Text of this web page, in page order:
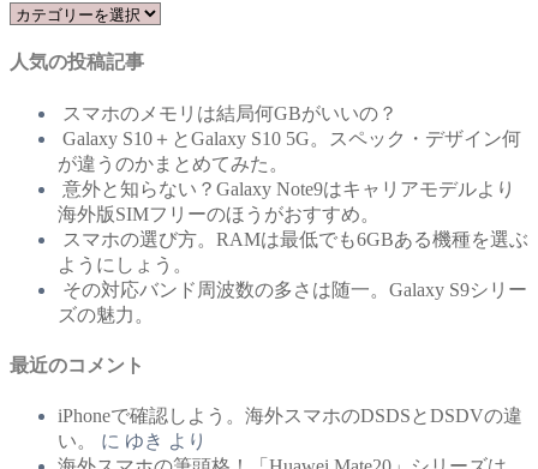
カ
ゴ
人気の投稿記事
スマホのメモリは結局何GBがいいの？
Galaxy S10＋とGalaxy S10 5G。スペック・デザイン何
が違うのかまとめてみた。
意外と知らない？Galaxy Note9はキャリアモデルより
海外版SIMフリーのほうがおすすめ。
スマホの選び方。RAMは最低でも6GBある機種を選ぶ
ようにしょう。
その対応バンド周波数の多さは随一。Galaxy S9シリー
ズの魅力。
最近のコメント
iPhoneで確認しよう。海外スマホのDSDSとDSDVの違
い。
に ゆき より